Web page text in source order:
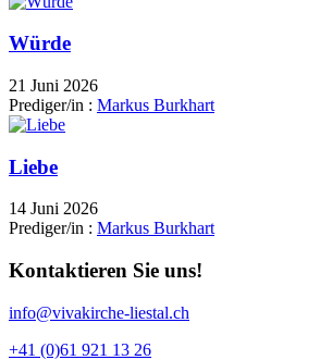
Würde
21 Juni 2026
Prediger/in : Markus Burkhart
Liebe
14 Juni 2026
Prediger/in : Markus Burkhart
Kontaktieren Sie uns!
info@vivakirche-liestal.ch
+41 (0)61 921 13 26